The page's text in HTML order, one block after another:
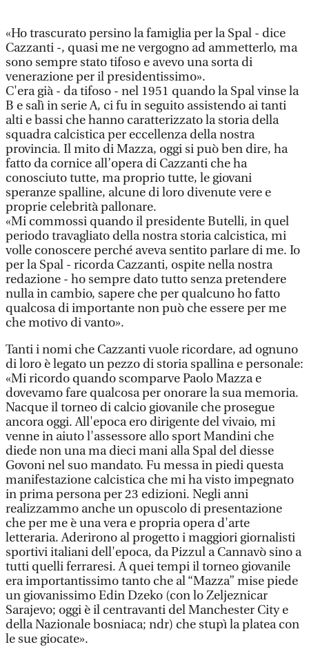
«Ho trascurato persino la famiglia per la Spal - dice
Cazzanti -, quasi me ne vergogno ad ammetterlo, ma
sono sempre stato tifoso e avevo una sorta di
venerazione per il presidentissimo».
C'era già - da tifoso - nel 1951 quando la Spal vinse la
B e salì in serie A, ci fu in seguito assistendo ai tanti
alti e bassi che hanno caratterizzato la storia della
squadra calcistica per eccellenza della nostra
provincia. Il mito di Mazza, oggi si può ben dire, ha
fatto da cornice all’opera di Cazzanti che ha
conosciuto tutte, ma proprio tutte, le giovani
speranze spalline, alcune di loro divenute vere e
proprie celebrità pallonare.
«Mi commossi quando il presidente Butelli, in quel
periodo travagliato della nostra storia calcistica, mi
volle conoscere perché aveva sentito parlare di me. Io
per la Spal - ricorda Cazzanti, ospite nella nostra
redazione - ho sempre dato tutto senza pretendere
nulla in cambio, sapere che per qualcuno ho fatto
qualcosa di importante non può che essere per me
che motivo di vanto».
Tanti i nomi che Cazzanti vuole ricordare, ad ognuno
di loro è legato un pezzo di storia spallina e personale:
«Mi ricordo quando scomparve Paolo Mazza e
dovevamo fare qualcosa per onorare la sua memoria.
Nacque il torneo di calcio giovanile che prosegue
ancora oggi. All'epoca ero dirigente del vivaio, mi
venne in aiuto l'assessore allo sport Mandini che
diede non una ma dieci mani alla Spal del diesse
Govoni nel suo mandato. Fu messa in piedi questa
manifestazione calcistica che mi ha visto impegnato
in prima persona per 23 edizioni. Negli anni
realizzammo anche un opuscolo di presentazione
che per me è una vera e propria opera d'arte
letteraria. Aderirono al progetto i maggiori giornalisti
sportivi italiani dell'epoca, da Pizzul a Cannavò sino a
tutti quelli ferraresi. A quei tempi il torneo giovanile
era importantissimo tanto che al “Mazza” mise piede
un giovanissimo Edin Dzeko (con lo Zeljeznicar
Sarajevo; oggi è il centravanti del Manchester City e
della Nazionale bosniaca; ndr) che stupì la platea con
le sue giocate».